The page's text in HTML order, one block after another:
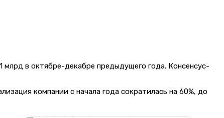
млрд в октябре-декабре предыдущего года. Консенсус-
компании с начала года сократилась на 60%, до